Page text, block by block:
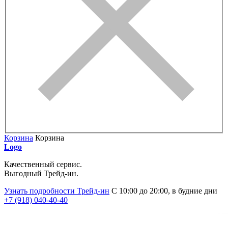
Корзина Корзина
Logo
Качественный сервис.
Выгодный Трейд-ин.
Узнать подробности Трейд-ин С 10:00 до 20:00, в будние дни
+7 (918) 040-40-40